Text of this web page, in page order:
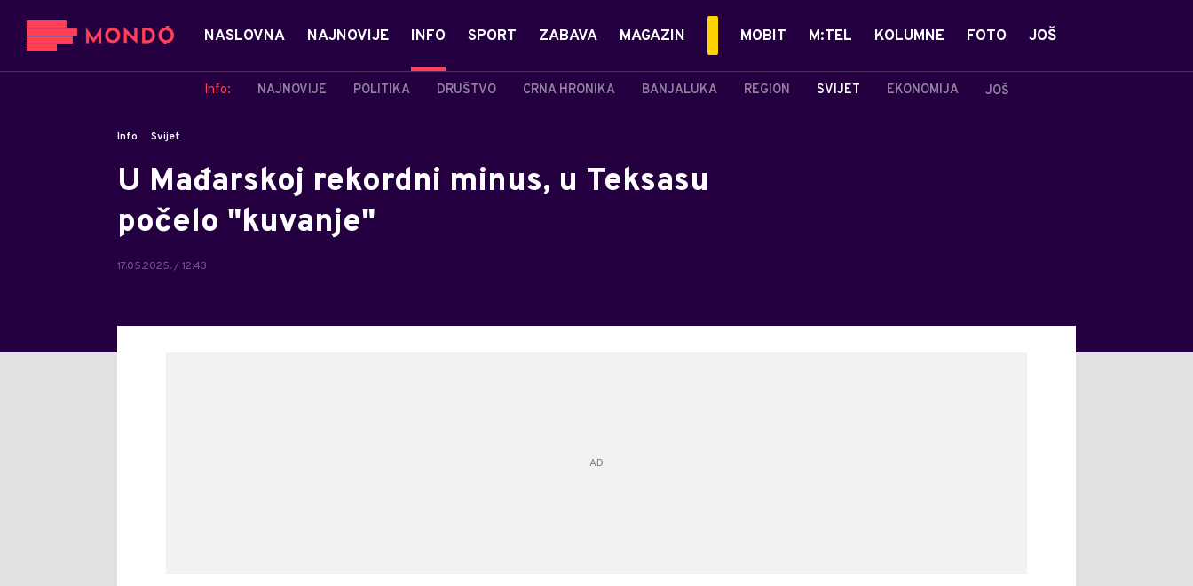
NASLOVNA NAJNOVIJE INFO
Info: NAJNOVIJE POLITIKA DRUŠTVO CRNA HRONIKA BANJALUKA REGION SVIJET EKONOMIJA JOŠ
SPORT ZABAVA MAGAZIN MOBIT M:TEL KOLUMNE FOTO JOŠ
Info Svijet
U Mađarskoj rekordni minus, u Teksasu
počelo "kuvanje"
17.05.2025. / 12:43